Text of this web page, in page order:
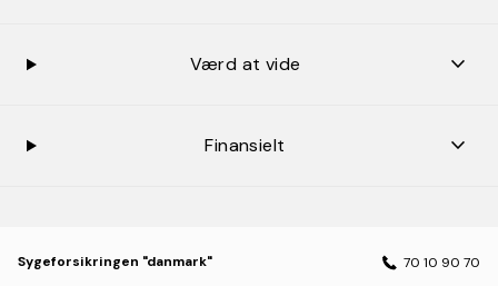
Værd at vide
Finansielt
Sygeforsikringen "danmark" 70 10 90 70